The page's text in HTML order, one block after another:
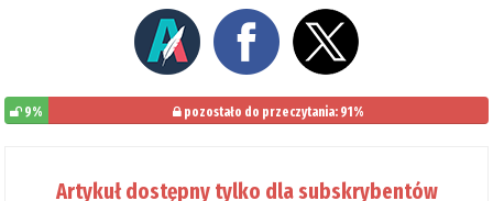
9% pozostało do przeczytania: 91%
Artykuł dostępny tylko dla subskrybentów